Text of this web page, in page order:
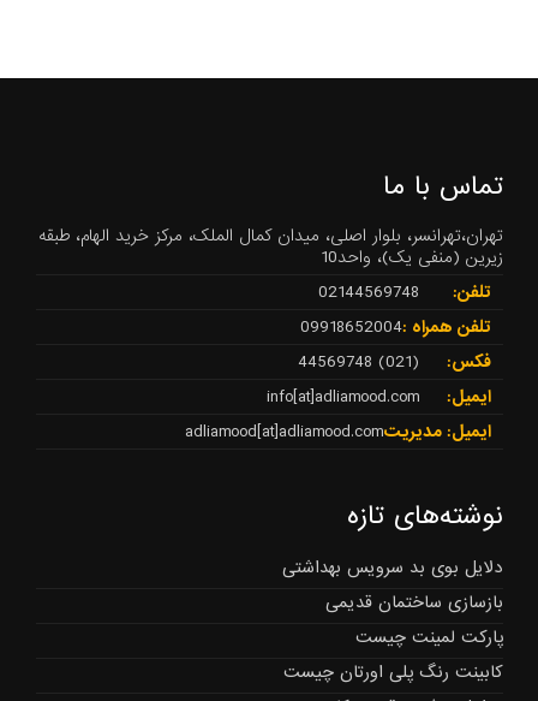
تماس با ما
تهران،تهرانسر، بلوار اصلی، میدان کمال الملک، مرکز خرید الهام، طبقه
زیرین (منفی یک)، واحد10
تلفن:
02144569748
تلفن همراه :09918652004
فکس:
(021) 44569748
ایمیل:
info[at]adliamood.com
ایمیل: مدیریتadliamood[at]adliamood.com
نوشته‌های تازه
دلایل بوی بد سرویس بهداشتی
بازسازی ساختمان قدیمی
پارکت لمینت چیست
کابینت رنگ پلی اورتان چیست